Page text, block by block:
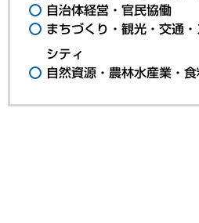
自治体経営・官民協働
まちづくり・観光・交通
シティ
自然資源・農林水産業・